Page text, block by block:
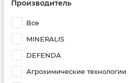
Производитель
Все
MINERALIS
DEFENDA
Агрохимические технологии